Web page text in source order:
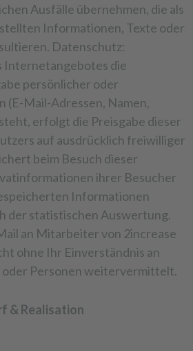
Ausfälle übernehmen, die als
Informationen, Texte oder
Datenschutz:
Internetangebotes die
persönlicher oder
(E-Mail-Adressen, Namen,
erfolgt die Preisgabe dieser
auf ausdrücklich freiwilliger
beim Besuch dieser
ihrer Besucher
Informationen
der statistischen Auswertung.
an Mitarbeiter von 2increase
ohne Ihr Einverständnis an
Personen weitervermittelt.
& Realisation